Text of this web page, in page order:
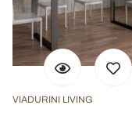
VIADURINI LIVING